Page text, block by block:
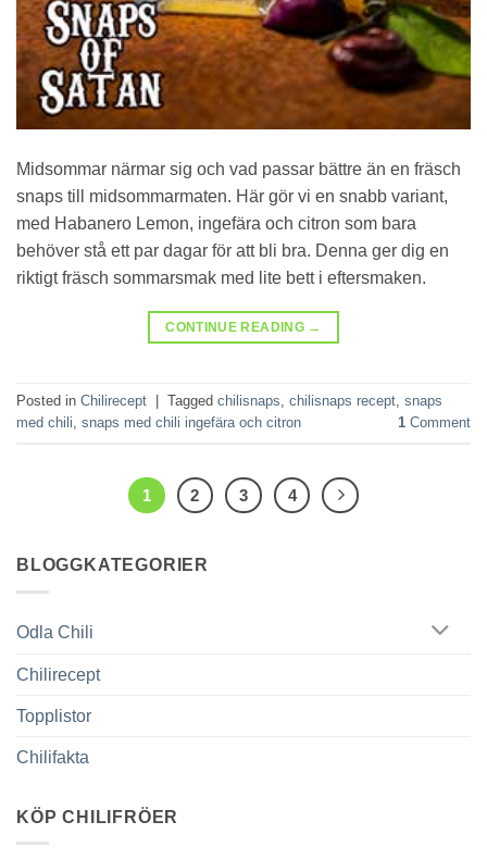
Midsommar närmar sig och vad passar bättre än en fräsch
snaps till midsommarmaten. Här gör vi en snabb variant,
med Habanero Lemon, ingefära och citron som bara
behöver stå ett par dagar för att bli bra. Denna ger dig en
riktigt fräsch sommarsmak med lite bett i eftersmaken.
CONTINUE READING →
Posted in Chilirecept Tagged chilisnaps, chilisnaps recept, snaps
med chili, snaps med chili ingefära och citron 1 Comment
1 2 3 4
BLOGGKATEGORIER
Odla Chili
Chilirecept
Topplistor
Chilifakta
KÖP CHILIFRÖER